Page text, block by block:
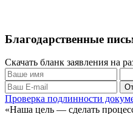
Благодарственные
Скачать бланк заявления на
Проверка подлинности
«Наша цель — сделать